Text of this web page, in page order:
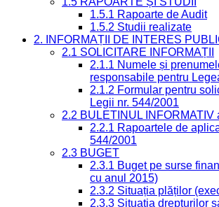
1.5.1 Rapoarte de Audit
1.5.2 Studii realizate
2. INFORMAȚII DE INTERES
2.1 SOLICITARE INFORMAȚII
2.1.1 Numele și
responsabile pentru
2.1.2 Formular pentru
Legii nr. 544/2001
2.2 BULETINUL INFORMATIV
2.2.1 Rapoartele de
544/2001
2.3 BUGET
2.3.1 Buget pe surse
cu anul 2015)
2.3.2 Situația plăților
2.3.3 Situația drepturilor